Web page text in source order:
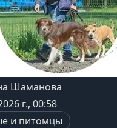
Шаманова
г., 00:58
и питомцы